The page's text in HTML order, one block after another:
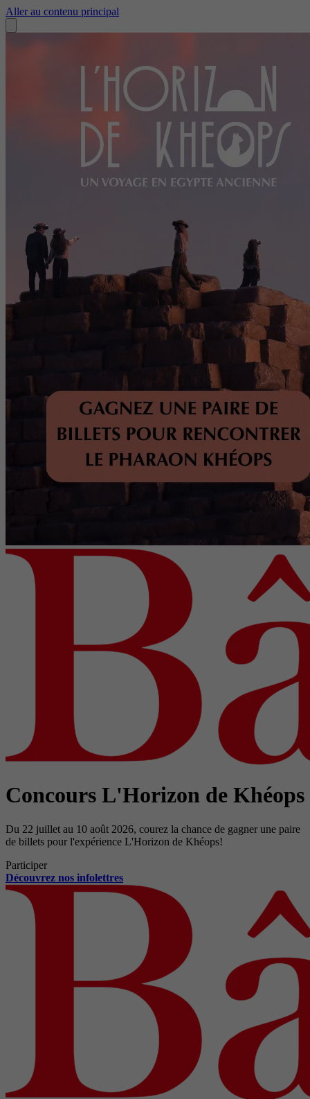
Aller au contenu principal
Concours L'Horizon de Khéops
Du 22 juillet au 10 août 2026, courez la chance de gagner une paire
de billets pour l'expérience L'Horizon de Khéops!
Participer
Découvrez nos infolettres